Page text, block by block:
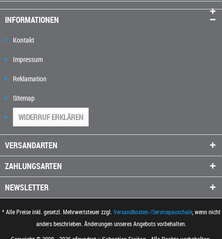
INFORMATIONEN
Kontakt
Impressum
Reklamation
Sitemap
WIDERRUF ERKLÄREN
VERSANDARTEN
ZAHLUNGSARTEN
NEWSLETTER
* Alle Preise inkl. gesetzl. Mehrwertsteuer zzgl. Versandkosten-/Servicepauschale, wenn nicht
anders beschrieben. Änderungen unseres Angebots vorbehalten.